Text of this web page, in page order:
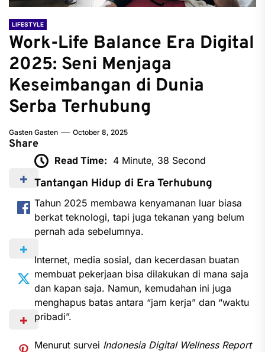
LIFESTYLE
Work-Life Balance Era Digital
2025: Seni Menjaga
Keseimbangan di Dunia
Serba Terhubung
Gasten Gasten October 8, 2025
Share
Read Time: 4 Minute, 38 Second
Tantangan Hidup di Era Terhubung
Tahun 2025 membawa kenyamanan luar biasa
berkat teknologi, tapi juga tekanan yang belum
pernah ada sebelumnya.
Internet, media sosial, dan kecerdasan buatan
membuat pekerjaan bisa dilakukan di mana saja
dan kapan saja. Namun, kemudahan ini juga
menghapus batas antara “jam kerja” dan “waktu
pribadi”.
Menurut survei Indonesia Digital Wellness Report